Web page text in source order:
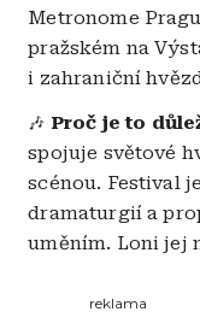
Metronome
pražském na
i zahraniční
🎶 Proč je to
spojuje světové
scénou. Festival
dramaturgií a
uměním. Loni jej
reklama